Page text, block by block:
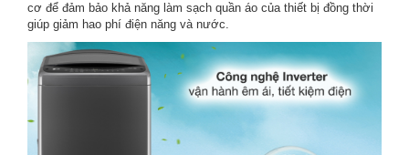
cơ để đảm bảo khả năng làm sạch quần áo của thiết bị đồng thời
giúp giảm hao phí điện năng và nước.